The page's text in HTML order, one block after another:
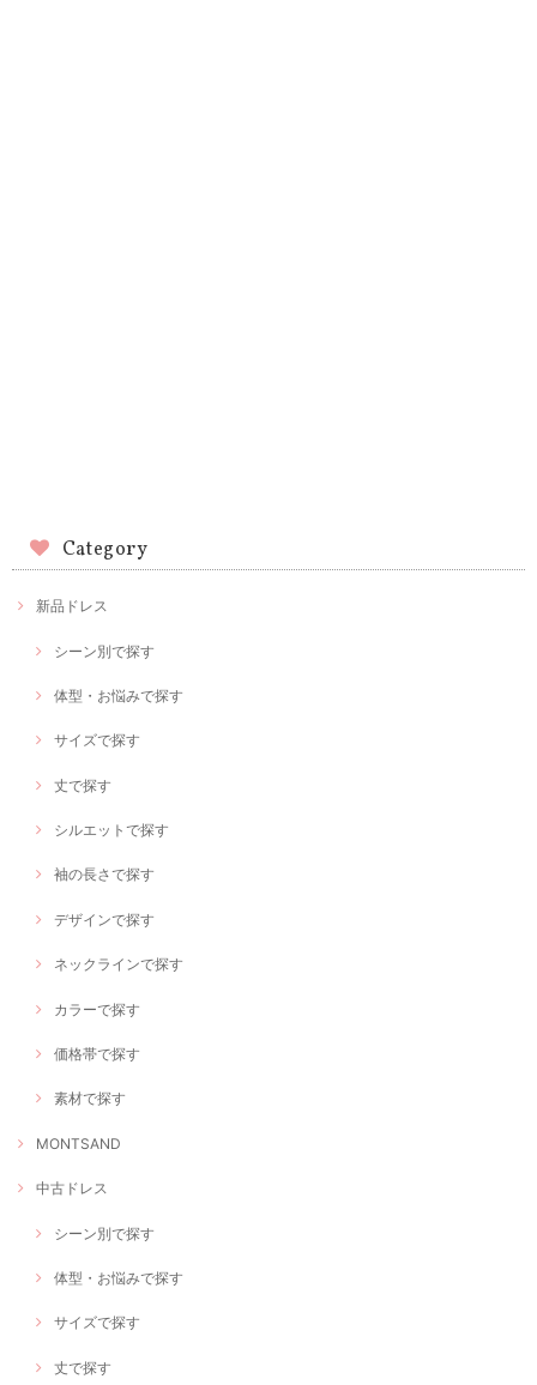
Category
新品ドレス
シーン別で探す
体型・お悩みで探す
サイズで探す
丈で探す
シルエットで探す
袖の長さで探す
デザインで探す
ネックラインで探す
カラーで探す
価格帯で探す
素材で探す
MONTSAND
中古ドレス
シーン別で探す
体型・お悩みで探す
サイズで探す
丈で探す